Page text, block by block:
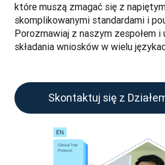
które muszą zmagać się z
skomplikowanymi standardami i
Porozmawiaj z naszym zespołem i
składania wniosków w wielu
Skontaktuj się z